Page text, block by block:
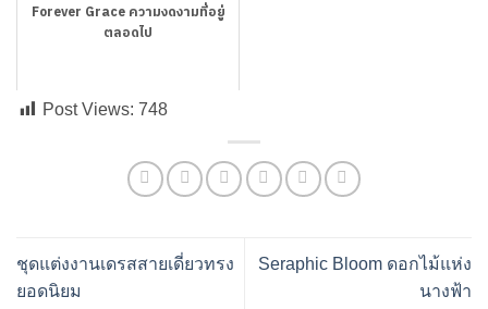
Forever Grace ความงดงามที่อยู่
ตลอดไป
Post Views: 748
ชุดแต่งงานเดรสสายเดี่ยวทรง
ยอดนิยม
Seraphic Bloom ดอกไม้แห่ง
นางฟ้า